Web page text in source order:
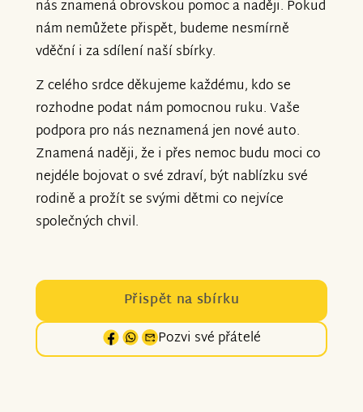
nás znamená obrovskou pomoc a naději. Pokud
nám nemůžete přispět, budeme nesmírně
vděční i za sdílení naší sbírky.
Z celého srdce děkujeme každému, kdo se
rozhodne podat nám pomocnou ruku. Vaše
podpora pro nás neznamená jen nové auto.
Znamená naději, že i přes nemoc budu moci co
nejdéle bojovat o své zdraví, být nablízku své
rodině a prožít se svými dětmi co nejvíce
společných chvil.
Přispět na sbírku
Pozvi své přátelé